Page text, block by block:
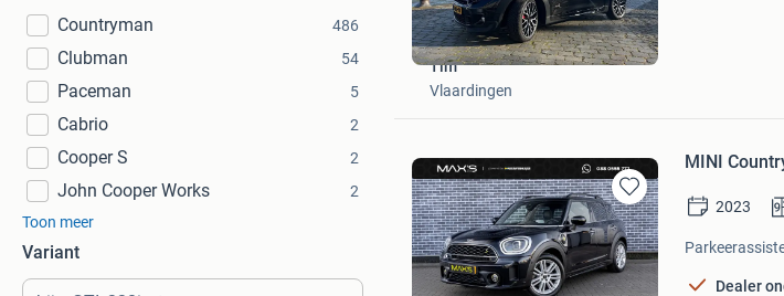
Countryman
486
Clubman 54
Paceman 5
Cabrio 2
Cooper S 2
John Cooper Works
2
Toon meer
Variant
Tim
Vlaardingen
Bewaren
in
Mijn
Favorieten
MINI
2023
Dealer